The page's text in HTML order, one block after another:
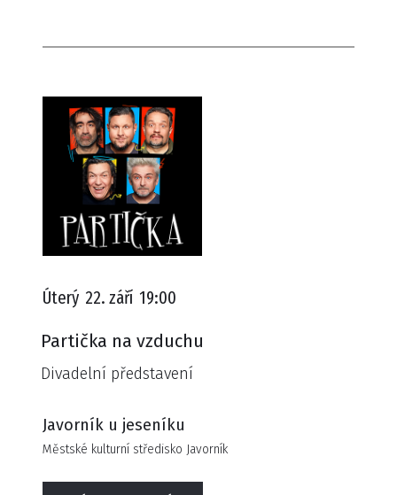
Úterý 22. září 19:00
Partička na vzduchu
Divadelní představení
Javorník u jeseníku
Městské kulturní středisko Javorník